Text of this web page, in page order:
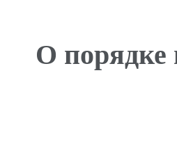
О порядке